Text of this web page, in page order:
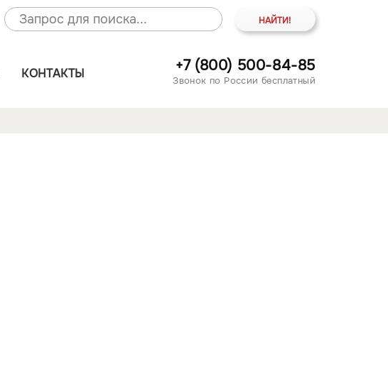
КОНТАКТЫ +7 (800) 500-84-85
Звонок по России бесплатный